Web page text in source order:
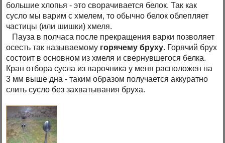
большие хлопья - это сворачивается белок. Так как
сусло мы варим с хмелем, то обычно белок облепляет
частицы (или шишки) хмеля.
Пауза в полчаса после прекращения варки позволяет
осесть так называемому горячему бруху. Горячий брух
состоит в основном из хмеля и свернувшегося белка.
Кран отбора сусла из варочника у меня расположен на
3 мм выше дна - таким образом получается аккуратно
слить сусло без захватывания бруха.